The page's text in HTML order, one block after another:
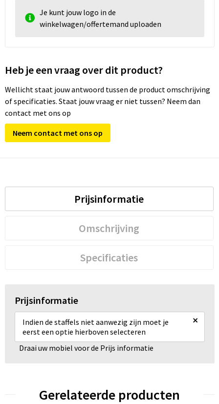
Je kunt jouw logo in de
winkelwagen/offertemand uploaden
Heb je een vraag over dit product?
Wellicht staat jouw antwoord tussen de product omschrijving
of specificaties. Staat jouw vraag er niet tussen? Neem dan
contact met ons op
Neem contact met ons op
Prijsinformatie
Omschrijving
Specificaties
Prijsinformatie
Indien de staffels niet aanwezig zijn moet je
eerst een optie hierboven selecteren
×
Draai uw mobiel voor de Prijs informatie
Gerelateerde producten